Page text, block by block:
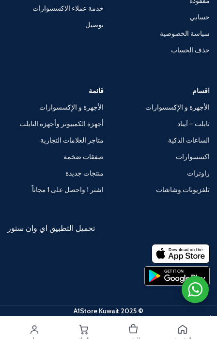
حسابي
سياسة الخصوصية
حذف الحساب
خدمة عملاء الاكسسوارات
توصيل
اقسام
الأجهزة و الإكسسوارات
تابلت – آيباد
الساعات الذكية
اكسسوارات
راوترات
تلفزيونات وشاشات
قائمة
الأجهزة و الإكسسوارات
أجهزة الكمبيوتر وأجهزة التابلت
متاجر العلامات التجارية
صفقات ضخمة
منتجات جديدة
اشتر 1 واحصل على 1 مجاناً
تحميل التطبيق اي وان ستور
© 2025 A1Store Kuwait